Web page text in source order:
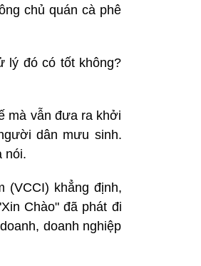
chủ quán cà phê
lý đó có tốt không?
mà vẫn đưa ra khởi
dân mưu sinh.
nói.
(VCCI) khẳng định,
Chào" đã phát đi
doanh nghiệp